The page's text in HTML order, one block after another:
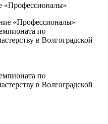
«Профессионалы»
«Профессионалы»
по
в Волгоградской
по
в Волгоградской